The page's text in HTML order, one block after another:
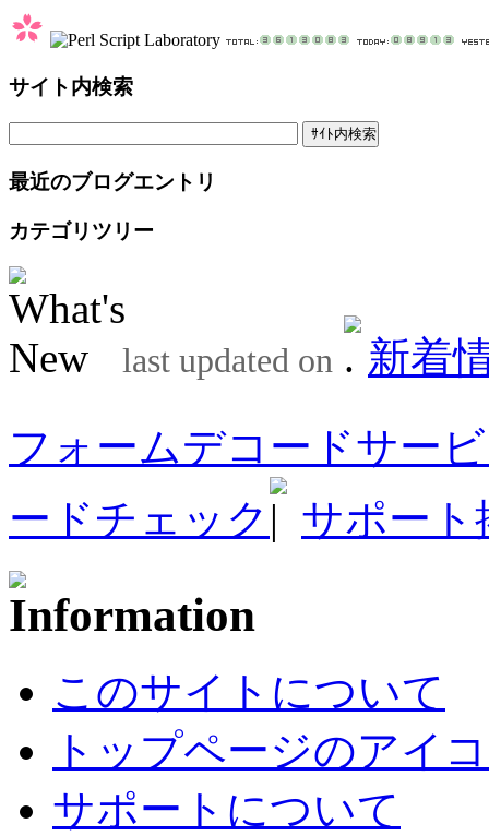
サイト内検索
最近のブログエントリ
カテゴリツリー
last updated on
新着
フォームデコードサー
ードチェック
サポート
このサイトについて
トップページのアイ
サポートについて